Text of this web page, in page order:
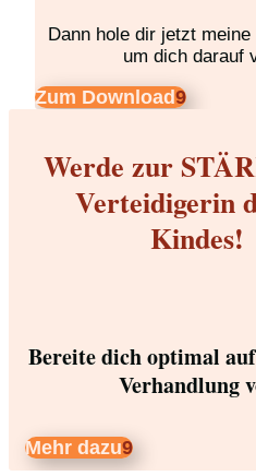
Dann hole dir jetzt
um dich darauf
Zum Download
Werde zur
Verteidigerin
Kindes!
Bereite dich optimal
Verhandlung
Mehr dazu